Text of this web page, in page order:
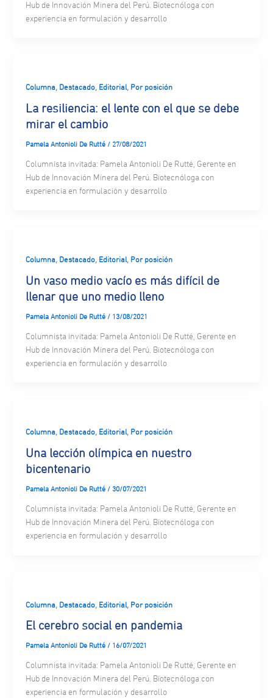
Hub de Innovación Minera del Perú. Biotecnóloga con
experiencia en formulación y desarrollo
Columna, Destacado, Editorial, Por posición
La resiliencia: el lente con el que se debe
mirar el cambio
Pamela Antonioli De Rutté / 27/08/2021
Columnista invitada: Pamela Antonioli De Rutté, Gerente en
Hub de Innovación Minera del Perú. Biotecnóloga con
experiencia en formulación y desarrollo
Columna, Destacado, Editorial, Por posición
Un vaso medio vacío es más difícil de
llenar que uno medio lleno
Pamela Antonioli De Rutté / 13/08/2021
Columnista invitada: Pamela Antonioli De Rutté, Gerente en
Hub de Innovación Minera del Perú. Biotecnóloga con
experiencia en formulación y desarrollo
Columna, Destacado, Editorial, Por posición
Una lección olímpica en nuestro
bicentenario
Pamela Antonioli De Rutté / 30/07/2021
Columnista invitada: Pamela Antonioli De Rutté, Gerente en
Hub de Innovación Minera del Perú. Biotecnóloga con
experiencia en formulación y desarrollo
Columna, Destacado, Editorial, Por posición
El cerebro social en pandemia
Pamela Antonioli De Rutté / 16/07/2021
Columnista invitada: Pamela Antonioli De Rutté, Gerente en
Hub de Innovación Minera del Perú. Biotecnóloga con
experiencia en formulación y desarrollo